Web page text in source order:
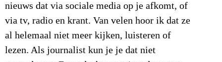
nieuws dat via sociale media op je afkomt, of
via tv, radio en krant. Van velen hoor ik dat ze
al helemaal niet meer kijken, luisteren of
lezen. Als journalist kun je je dat niet